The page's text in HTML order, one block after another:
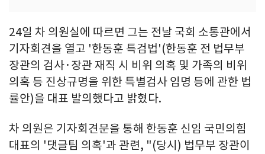
24일 차 의원실에 따르면 그는 전날 국회 소통관에서
기자회견을 열고 '한동훈 특검법'(한동훈 전 법무부
장관의 검사·장관 재직 시 비위 의혹 및 가족의 비위
의혹 등 진상규명을 위한 특별검사 임명 등에 관한 법
률안)을 대표 발의했다고 밝혔다.
차 의원은 기자회견문을 통해 한동훈 신임 국민의힘
대표의 '댓글팀 의혹'과 관련, "(당시) 법무부 장관이